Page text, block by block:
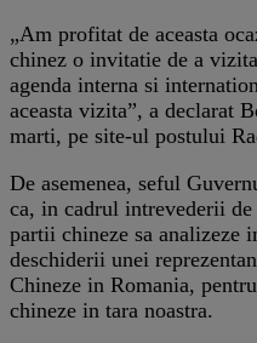
„Am profitat de aceasta
chinez o invitatie de a
agenda interna si
aceasta vizita”, a declarat
marti, pe site-ul postului
De asemenea, seful
ca, in cadrul intrevederii
partii chineze sa analizeze
deschiderii unei
Chineze in Romania,
chineze in tara noastra.